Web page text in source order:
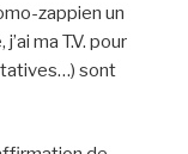
zappien un
ma T.V. pour
sont